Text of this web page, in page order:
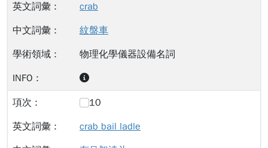
crab
紋盤車
物理化學儀器設備名詞
10
crab bail ladle